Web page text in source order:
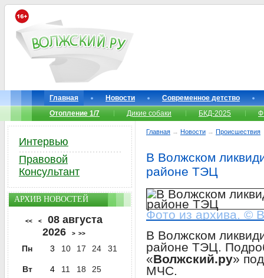
Главная Новости
Современное детство
Отопление 1/7
Дикие собаки БКД-2025
Главная → Новости → Происшествия
В Волжском
районе ТЭЦ
Фото из архива. ©
В Волжском
районе ТЭЦ.
«Волжский.ру»
МЧС.
Интервью
Правовой
Консультант
АРХИВ НОВОСТЕЙ
<< <
08 августа
2026
> >>
Пн 3 10 17 24 31
Вт 4 11 18 25